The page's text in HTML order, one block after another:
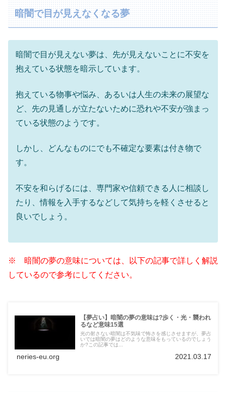
暗闇で目が見えなくなる夢
暗闇で目が見えない夢は、先が見えないことに不安を
抱えている状態を暗示しています。
抱えている物事や悩み、あるいは人生の未来の展望な
ど、先の見通しが立たないために恐れや不安が強まっ
ている状態のようです。
しかし、どんなものにでも不確定な要素は付き物で
す。
不安を和らげるには、専門家や信頼できる人に相談し
たり、情報を入手するなどして気持ちを軽くさせると
良いでしょう。
※ 暗闇の夢の意味については、以下の記事で詳しく解説
しているので参考にしてください。
【夢占い】暗闇の夢の意味は?歩く・光・襲われ
るなど意味15選
光の射さない暗闇は不気味で怖さを感じさせますが、夢占
いでは暗闇の夢はどのような意味をもっているのでしょう
か?この記事では...
neries-eu.org 2021.03.17